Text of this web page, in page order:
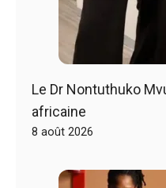
Le Dr Nontuthuko
africaine
8 août 2026